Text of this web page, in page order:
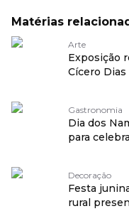
Matérias
Arte
Exposição
Cícero Dias
Gastronomia
Dia dos
para
Decoração
Festa
rural